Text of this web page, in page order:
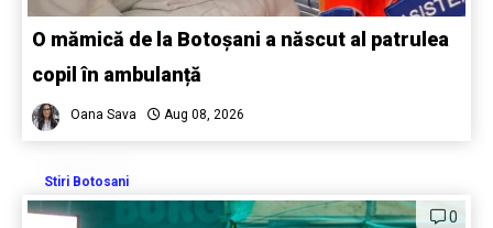
O mămică de la Botoșani a născut al patrulea
copil în ambulanță
Oana Sava Aug 08, 2026
Stiri Botosani
0